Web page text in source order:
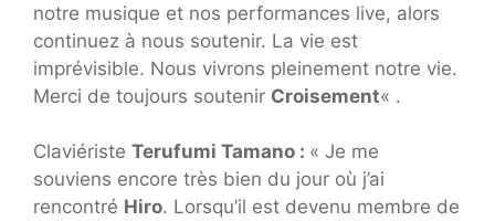
notre musique et nos performances live, alors
continuez à nous soutenir. La vie est
imprévisible. Nous vivrons pleinement notre vie.
Merci de toujours soutenir Croisement« .
Claviériste Terufumi Tamano : « Je me
souviens encore très bien du jour où j’ai
rencontré Hiro. Lorsqu’il est devenu membre de